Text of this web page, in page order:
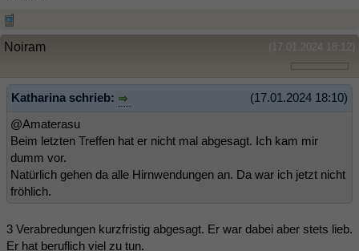
(17.01.2024 18:12)
Noiram
(17.01.2024 18:10)
Katharina schrieb:
@Amaterasu
Beim letzten Treffen hat er nicht mal abgesagt. Ich kam mir
dumm vor.
Natürlich gehen da alle Hirnwendungen an. Da war ich jetzt nicht
fröhlich.
3 Verabredungen kurzfristig abgesagt. Er war dabei aber stets lieb.
Er hat beruflich viel zu tun.